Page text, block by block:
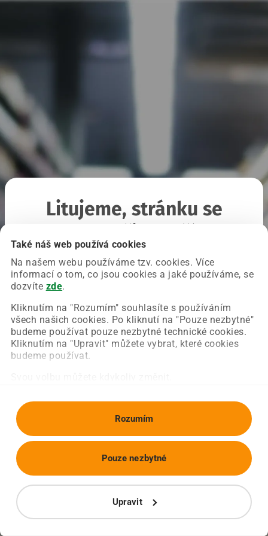
Také náš web používá cookies
Na našem webu používáme tzv. cookies. Více
informací o tom, co jsou cookies a jaké používáme, se
dozvíte zde.
Kliknutím na "Rozumím" souhlasíte s používáním
všech našich cookies. Po kliknutí na "Pouze nezbytné"
budeme používat pouze nezbytné technické cookies.
Kliknutím na "Upravit" můžete vybrat, které cookies
budeme používat.
Rozumím
Upravit
Pouze nezbytné
Litujeme, stránku se
Chyba nastala na naší straně a už ji opravujeme.
Zkuste prosím znovu načíst požadovanou stránku.
Obnovit stránku Úvodní strana